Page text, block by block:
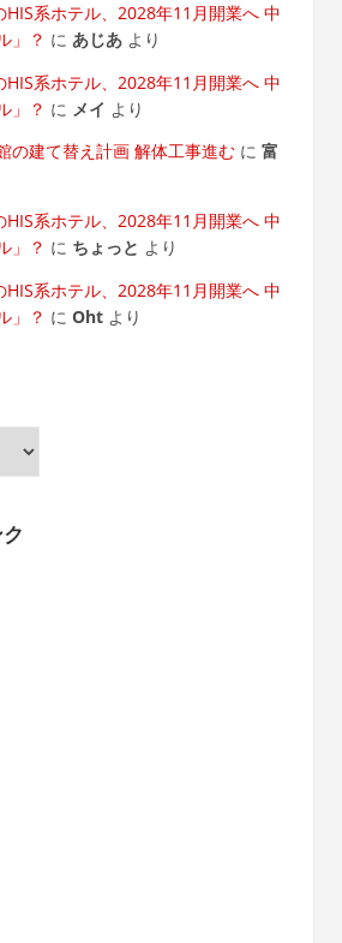
HIS系ホテル、2028年11月開業へ 中
」？ に あじあより
HIS系ホテル、2028年11月開業へ 中
」？ に メイ より
の建て替え計画 解体工事進むに 富
HIS系ホテル、2028年11月開業へ 中
」？ に ちょっと より
HIS系ホテル、2028年11月開業へ 中
」？ に Ohtより